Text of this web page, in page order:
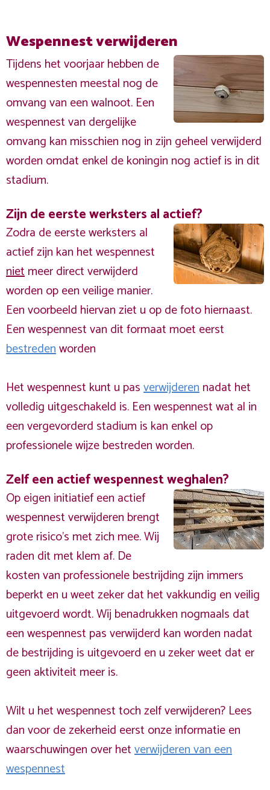
Wespennest verwijderen
Tijdens het voorjaar hebben de
wespennesten meestal nog de
omvang van een walnoot. Een
wespennest van dergelijke
omvang kan misschien nog in zijn geheel verwijderd
worden omdat enkel de koningin nog actief is in dit
stadium.
Zijn de eerste werksters al actief?
Zodra de eerste werksters al
actief zijn kan het wespennest
nietmeer direct verwijderd
worden op een veilige manier.
Een voorbeeld hiervan ziet u op de foto hiernaast.
Een wespennest van dit formaat moet eerst
bestredenworden
Het wespennest kunt u pasverwijderennadat het
volledig uitgeschakeld is. Een wespennest wat al in
een vergevorderd stadium is kan enkel op
professionele wijze bestreden worden.
Zelf een actief wespennest weghalen?
Op eigen initiatief een actief
wespennest verwijderen brengt
grote risico’s met zich mee. Wij
raden dit met klem af. De
kosten van professionele bestrijding zijn immers
beperkt en u weet zeker dat het vakkundig en veilig
uitgevoerd wordt. Wij benadrukken nogmaals dat
een wespennest pas verwijderd kan worden nadat
de bestrijding is uitgevoerd en u zeker weet dat er
geen aktiviteit meer is.
Wilt u het wespennest toch zelf verwijderen? Lees
dan voor de zekerheid eerst onze informatie en
waarschuwingen over hetverwijderen van een
wespennest